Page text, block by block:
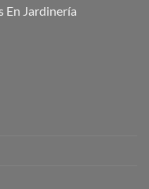
En Jardinería